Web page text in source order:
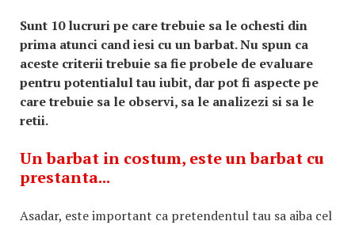
Sunt 10 lucruri pe care trebuie sa le ochesti din
prima atunci cand iesi cu un barbat. Nu spun ca
aceste criterii trebuie sa fie probele de evaluare
pentru potentialul tau iubit, dar pot fi aspecte pe
care trebuie sa le observi, sa le analizezi si sa le
retii.
Un barbat in costum, este un barbat cu
prestanta...
Asadar, este important ca pretendentul tau sa aiba cel